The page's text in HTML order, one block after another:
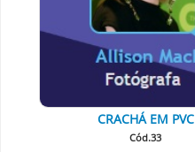
CRACHÁ EM PVC
Cód.33